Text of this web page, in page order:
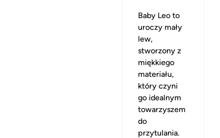
Baby Leo to
uroczy mały
lew,
stworzony z
miękkiego
materiału,
który czyni
go idealnym
towarzyszem
do
przytulania.